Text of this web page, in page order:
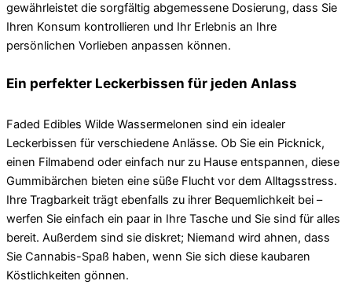
gewährleistet die sorgfältig abgemessene Dosierung, dass Sie
Ihren Konsum kontrollieren und Ihr Erlebnis an Ihre
persönlichen Vorlieben anpassen können.
Ein perfekter Leckerbissen für jeden Anlass
Faded Edibles Wilde Wassermelonen sind ein idealer
Leckerbissen für verschiedene Anlässe. Ob Sie ein Picknick,
einen Filmabend oder einfach nur zu Hause entspannen, diese
Gummibärchen bieten eine süße Flucht vor dem Alltagsstress.
Ihre Tragbarkeit trägt ebenfalls zu ihrer Bequemlichkeit bei –
werfen Sie einfach ein paar in Ihre Tasche und Sie sind für alles
bereit. Außerdem sind sie diskret; Niemand wird ahnen, dass
Sie Cannabis-Spaß haben, wenn Sie sich diese kaubaren
Köstlichkeiten gönnen.